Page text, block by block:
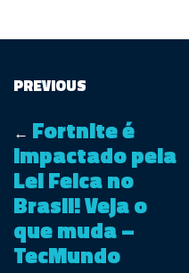
PREVIOUS
← Fortnite é
impactado pela
Lei Felca no
Brasil! Veja o
que muda –
TecMundo